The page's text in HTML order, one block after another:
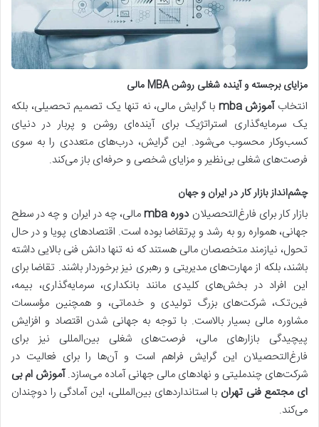
مزایای برجسته و آینده شغلی روشن MBA مالی
انتخاب آموزش mba
با گرایش مالی، نه تنها یک تصمیم تحصیلی، بلکه
یک سرمایه‌گذاری استراتژیک برای آینده‌ای روشن و پربار در دنیای
کسب‌وکار محسوب می‌شود. این گرایش، درب‌های متعددی را به سوی
فرصت‌های شغلی بی‌نظیر و مزایای شخصی و حرفه‌ای باز می‌کند.
چشم‌انداز بازار کار در ایران و جهان
بازار کار برای فارغ‌التحصیلان دوره mba
مالی، چه در ایران و چه در سطح
جهانی، همواره رو به رشد و پرتقاضا بوده است. اقتصادهای پویا و در حال
تحول، نیازمند متخصصان مالی هستند که نه تنها دانش فنی بالایی داشته
باشند، بلکه از مهارت‌های مدیریتی و رهبری نیز برخوردار باشند. تقاضا برای
این افراد در بخش‌های کلیدی مانند بانکداری، سرمایه‌گذاری، بیمه،
فین‌تک، شرکت‌های بزرگ تولیدی و خدماتی، و همچنین مؤسسات
مشاوره مالی بسیار بالاست. با توجه به جهانی شدن اقتصاد و افزایش
پیچیدگی بازارهای مالی، فرصت‌های شغلی بین‌المللی نیز برای
فارغ‌التحصیلان این گرایش فراهم است و آن‌ها را برای فعالیت در
شرکت‌های چندملیتی و نهادهای مالی جهانی آماده می‌سازد. آموزش ام بی
ای مجتمع فنی تهران با استانداردهای بین‌المللی، این آمادگی را دوچندان
می‌کند.